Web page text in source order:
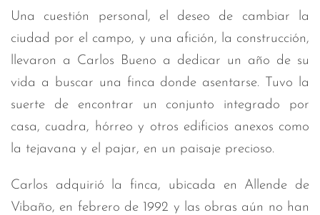
Una cuestión personal, el deseo de cambiar la
ciudad por el campo, y una afición, la construcción,
llevaron a Carlos Bueno a dedicar un año de su
vida a buscar una finca donde asentarse. Tuvo la
suerte de encontrar un conjunto integrado por
casa, cuadra, hórreo y otros edificios anexos como
la tejavana y el pajar, en un paisaje precioso.
Carlos adquirió la finca, ubicada en Allende de
Vibaño, en febrero de 1992 y las obras aún no han